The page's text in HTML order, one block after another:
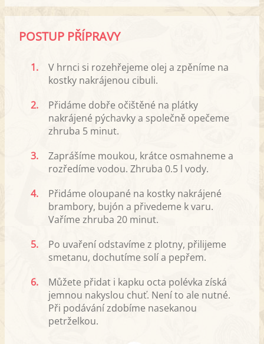
POSTUP PŘÍPRAVY
1.
V hrnci si rozehřejeme olej a zpěníme na
kostky nakrájenou cibuli.
2.
Přidáme dobře očištěné na plátky
nakrájené pýchavky a společně opečeme
zhruba 5 minut.
3.
Zaprášíme moukou, krátce osmahneme a
rozředíme vodou. Zhruba 0.5 l vody.
4.
Přidáme oloupané na kostky nakrájené
brambory, bujón a přivedeme k varu.
Vaříme zhruba 20 minut.
5.
Po uvaření odstavíme z plotny, přilijeme
smetanu, dochutíme solí a pepřem.
6.
Můžete přidat i kapku octa polévka získá
jemnou nakyslou chuť. Není to ale nutné.
Při podávání zdobíme nasekanou
petrželkou.